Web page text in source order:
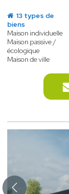
13 types de
biens
Maison individuelle
Maison passive /
écologique
Maison de ville